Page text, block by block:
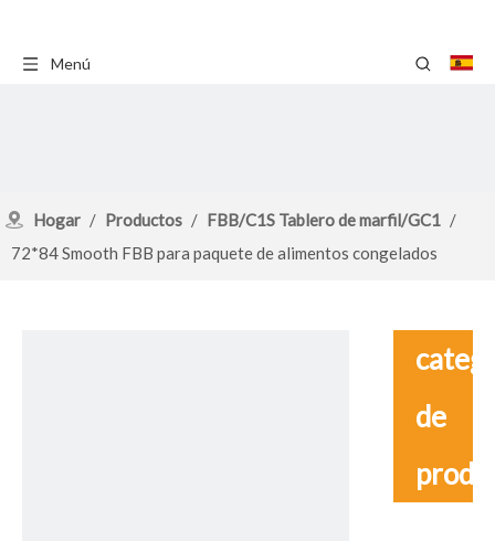
Menú
Hogar / Productos / FBB/C1S Tablero de marfil/GC1 /
72*84 Smooth FBB para paquete de alimentos congelados
de